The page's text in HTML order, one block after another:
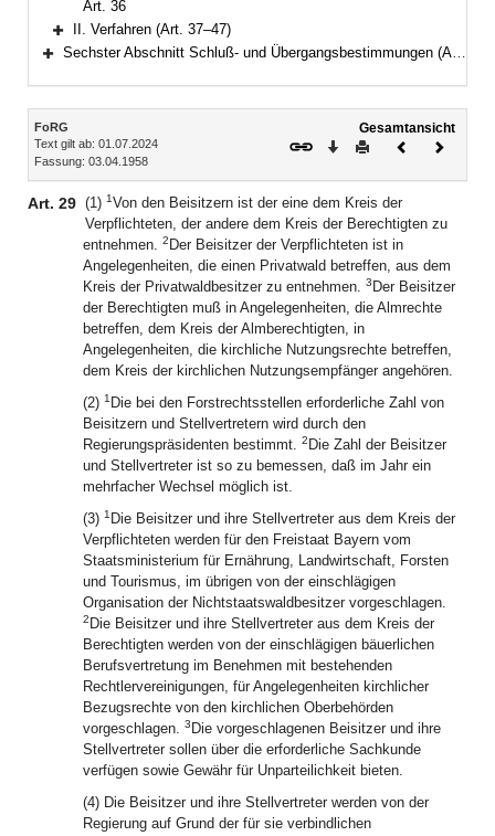
Art. 36
Bereich erweitern
II. Verfahren (Art. 37–47)
Sechster Abschnitt Schluß- und Übergangsbestimmungen (Art. 48–52)
Inhalt
FoRG
Text gilt ab: 01.07.2024
Fassung: 03.04.1958
Gesamtansicht
Download
DruckenVorheriges
Art. 29 (1) 1Von den Beisitzern ist der eine dem Kreis der
Verpflichteten, der andere dem Kreis der Berechtigten zu
entnehmen. 2 Der Beisitzer der Verpflichteten ist in
Angelegenheiten, die einen Privatwald betreffen, aus dem
Kreis der Privatwaldbesitzer zu entnehmen. 3 Der Beisitzer
der Berechtigten muß in Angelegenheiten, die Almrechte
betreffen, dem Kreis der Almberechtigten, in
Angelegenheiten, die kirchliche Nutzungsrechte betreffen,
dem Kreis der kirchlichen Nutzungsempfänger angehören.
(2) 1 Die bei den Forstrechtsstellen erforderliche Zahl von
Beisitzern und Stellvertretern wird durch den
Regierungspräsidenten bestimmt. 2 Die Zahl der Beisitzer
und Stellvertreter ist so zu bemessen, daß im Jahr ein
mehrfacher Wechsel möglich ist.
(3) 1 Die Beisitzer und ihre Stellvertreter aus dem Kreis der
Verpflichteten werden für den Freistaat Bayern vom
Staatsministerium für Ernährung, Landwirtschaft, Forsten
und Tourismus, im übrigen von der einschlägigen
Organisation der Nichtstaatswaldbesitzer vorgeschlagen.
2 Die Beisitzer und ihre Stellvertreter aus dem Kreis der
Berechtigten werden von der einschlägigen bäuerlichen
Berufsvertretung im Benehmen mit bestehenden
Rechtlervereinigungen, für Angelegenheiten kirchlicher
Bezugsrechte von den kirchlichen Oberbehörden
vorgeschlagen. 3 Die vorgeschlagenen Beisitzer und ihre
Stellvertreter sollen über die erforderliche Sachkunde
verfügen sowie Gewähr für Unparteilichkeit bieten.
(4) Die Beisitzer und ihre Stellvertreter werden von der
Regierung auf Grund der für sie verbindlichen